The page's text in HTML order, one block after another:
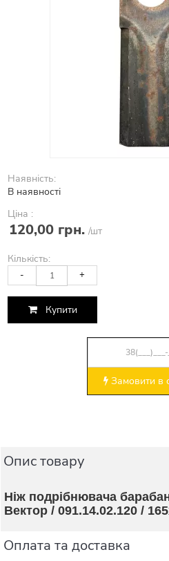
Наявність:
В наявності
Ціна :
120,00 грн. /шт
Кількість:
- +
Купити
Замовити в
Опис товару
Ніж подрібнювача
Вектор / 091.14.02.120 /
Оплата та доставка